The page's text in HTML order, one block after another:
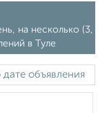
на несколько (3,
в Туле